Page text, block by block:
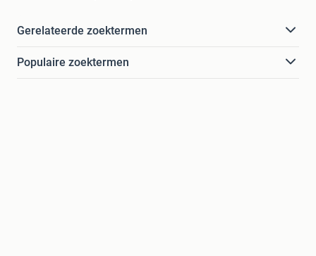
Gerelateerde zoektermen
Populaire zoektermen